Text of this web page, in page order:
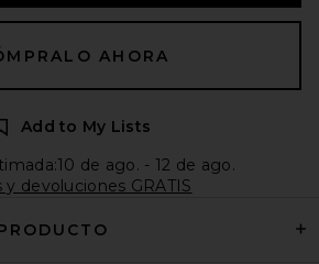
AHORA
Add to My Lists
de ago. - 12 de ago.
y devoluciones GRATIS